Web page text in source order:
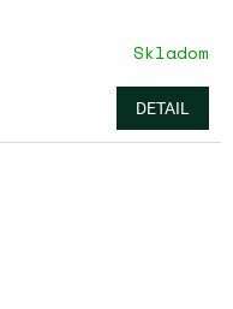
Skladom
DETAIL